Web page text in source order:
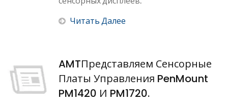
Читать Далее
AMTПредставляем Сенсорные
Платы Управления PenMount
PM1420 И PM1720.